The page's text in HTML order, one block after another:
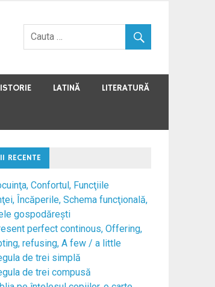
ISTORIE LATINĂ LITERATURĂ
RECENTE
Confortul, Funcţiile
Încăperile, Schema funcţională,
gospodăreşti
perfect continous, Offering,
refusing, A few / a little
de trei simplă
de trei compusă